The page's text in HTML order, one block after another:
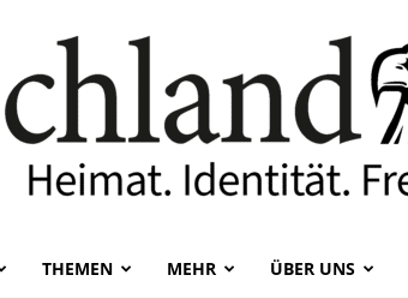
THEMEN MEHR ÜBER UNS